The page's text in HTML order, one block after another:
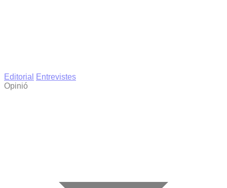
Editorial
Entrevistes
Opinió